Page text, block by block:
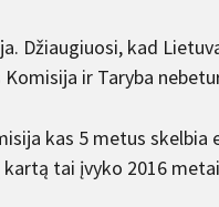
Džiaugiuosi, kad
ir Taryba
kas 5 metus
tai įvyko 2016